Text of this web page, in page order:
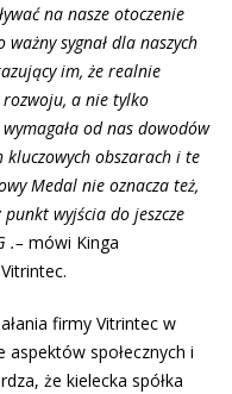
ływaćna nasze otoczenie
ważny sygnał dla naszych
im, że realnie
a nie tylko
od nas dowodów
kluczowych obszarach i te
Medal nie oznacza też,
punkt wyjścia do jeszcze
.– mówi Kinga
firmy Vitrintec w
społecznych i
że kielecka spółka